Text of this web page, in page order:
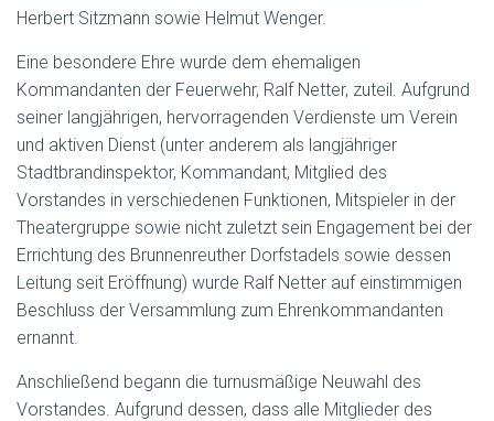
Herbert Sitzmann sowie Helmut Wenger.
Eine besondere Ehre wurde dem ehemaligen
Kommandanten der Feuerwehr, Ralf Netter, zuteil. Aufgrund
seiner langjährigen, hervorragenden Verdienste um Verein
und aktiven Dienst (unter anderem als langjähriger
Stadtbrandinspektor, Kommandant, Mitglied des
Vorstandes in verschiedenen Funktionen, Mitspieler in der
Theatergruppe sowie nicht zuletzt sein Engagement bei der
Errichtung des Brunnenreuther Dorfstadels sowie dessen
Leitung seit Eröffnung) wurde Ralf Netter auf einstimmigen
Beschluss der Versammlung zum Ehrenkommandanten
ernannt.
Anschließend begann die turnusmäßige Neuwahl des
Vorstandes. Aufgrund dessen, dass alle Mitglieder des